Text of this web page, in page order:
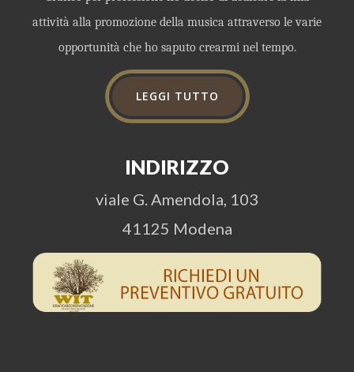
attività alla promozione della musica attraverso le varie
opportunità che ho saputo crearmi nel tempo.
LEGGI TUTTO
INDIRIZZO
viale G. Amendola, 103
41125 Modena